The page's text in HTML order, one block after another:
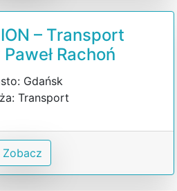
– Transport
Rachoń
Gdańsk
Transport
Zobacz